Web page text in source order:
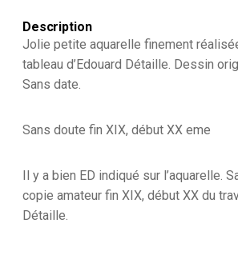
Description
Jolie petite aquarelle finement
tableau d’Edouard Détaille. Dessin
Sans date.
Sans doute fin XIX, début XX eme
Il y a bien ED indiqué sur l’aquarelle.
copie amateur fin XIX, début XX du
Détaille.